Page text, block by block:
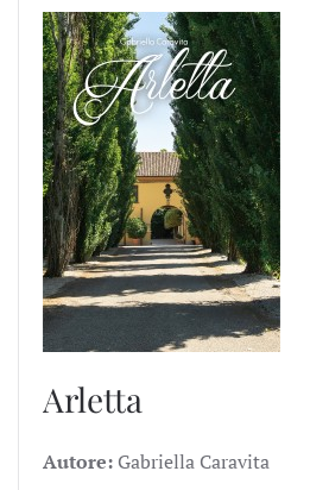
Arletta
Autore: Gabriella Caravita